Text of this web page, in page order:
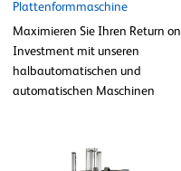
Plattenformmaschine
Maximieren Sie Ihren Return on
Investment mit unseren
halbautomatischen und
automatischen Maschinen